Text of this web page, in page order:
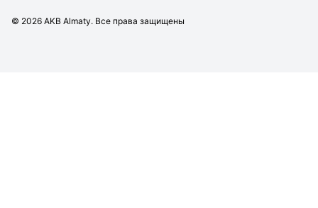
© 2026 AKB Almaty. Все права защищены